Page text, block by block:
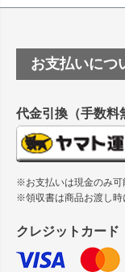
塩ビのロール
つや消し半透明
縦420mm×横
お支払いにつ
代金引換（手数料
※お支払いは現金のみ可
※領収書は商品お渡し時
クレジットカード